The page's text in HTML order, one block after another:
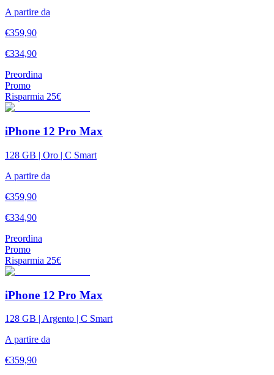
A partire da
€359,90
€334,90
Preordina
Promo
Risparmia 25€
iPhone 12 Pro Max
128 GB | Oro | C Smart
A partire da
€359,90
€334,90
Preordina
Promo
Risparmia 25€
iPhone 12 Pro Max
128 GB | Argento | C Smart
A partire da
€359,90